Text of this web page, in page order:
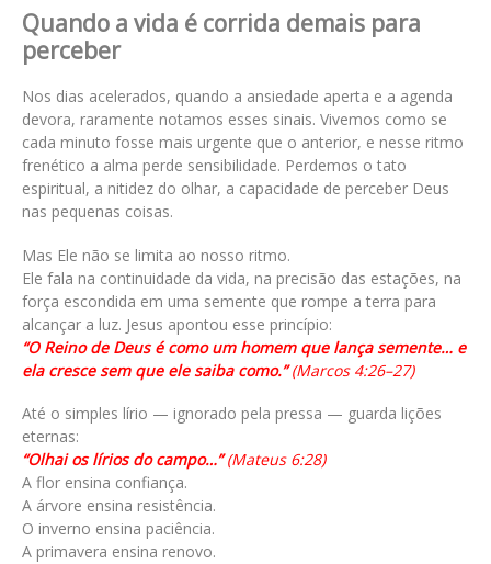
Quando a vida é corrida demais para
perceber
Nos dias acelerados, quando a ansiedade aperta e a agenda
devora, raramente notamos esses sinais. Vivemos como se
cada minuto fosse mais urgente que o anterior, e nesse ritmo
frenético a alma perde sensibilidade. Perdemos o tato
espiritual, a nitidez do olhar, a capacidade de perceber Deus
nas pequenas coisas.
Mas Ele não se limita ao nosso ritmo.
Ele fala na continuidade da vida, na precisão das estações, na
força escondida em uma semente que rompe a terra para
alcançar a luz. Jesus apontou esse princípio:
“O Reino de Deus é como um homem que lança semente… e
ela cresce sem que ele saiba como.”(Marcos 4:26–27)
Até o simples lírio — ignorado pela pressa — guarda lições
eternas:
“Olhai os lírios do campo…”(Mateus 6:28)
A flor ensina confiança.
A árvore ensina resistência.
O inverno ensina paciência.
A primavera ensina renovo.